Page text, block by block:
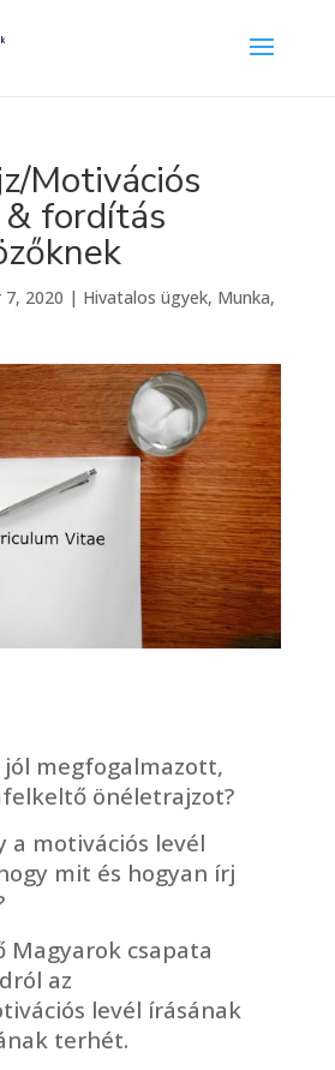
Motivációs
fordítás
7, 2020 | Hivatalos ügyek, Munka,
jól megfogalmazott,
önéletrajzot?
a motivációs levél
mit és hogyan írj
Magyarok csapata
az
levél írásának
terhét.